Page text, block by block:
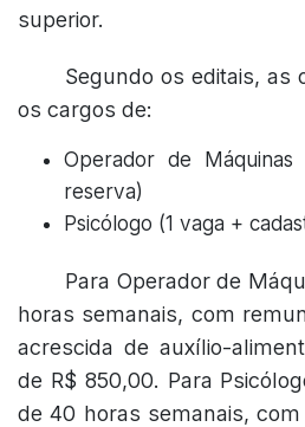
superior.
Segundo os editais, as
os cargos de:
Operador de
reserva)
Psicólogo (1 vaga +
Para Operador de
horas semanais, com
acrescida de auxílio-
de R$ 850,00. Para
de 40 horas semanais,